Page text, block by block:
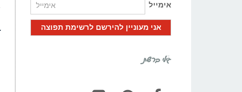
אימייל
גילי ברשת